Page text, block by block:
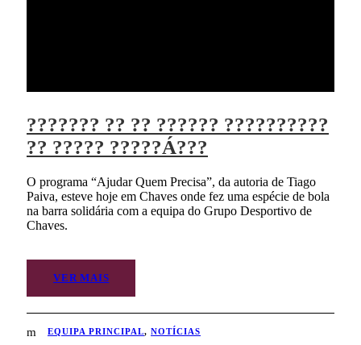
??????? ?? ?? ?????? ??????????
?? ????? ?????Á???
O programa “Ajudar Quem Precisa”, da autoria de Tiago
Paiva, esteve hoje em Chaves onde fez uma espécie de bola
na barra solidária com a equipa do Grupo Desportivo de
Chaves.
VER MAIS
EQUIPA PRINCIPAL, NOTÍCIAS